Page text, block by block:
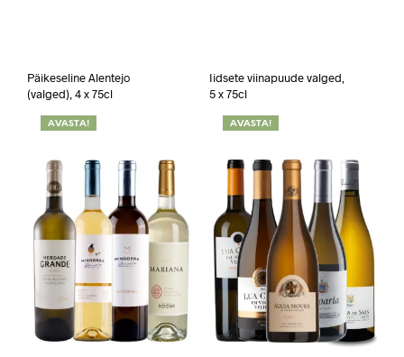
AVASTA!
Päikeseline Alentejo
(valged), 4 x 75cl
AVASTA!
Iidsete viinapuude valged,
5 x 75cl